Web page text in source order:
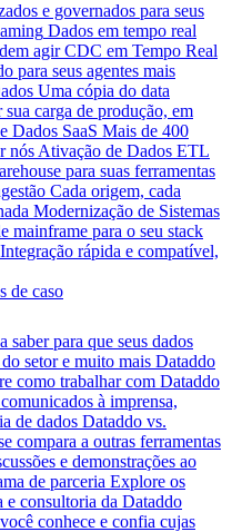
e governados para seus
Dados em tempo real
agir CDC em Tempo Real
para seus agentes mais
Uma cópia do data
carga de produção, em
Dados SaaS Mais de 400
nós Ativação de Dados ETL
para suas ferramentas
Cada origem, cada
Modernização de Sistemas
mainframe para o seu stack
Integração rápida e compatível,
de caso
saber para que seus dados
setor e muito mais Dataddo
como trabalhar com Dataddo
à imprensa,
de dados Dataddo vs.
compara a outras ferramentas
e demonstrações ao
de parceria Explore os
e consultoria da Dataddo
conhece e confia cujas